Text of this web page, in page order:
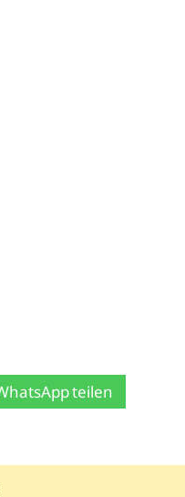
teilen